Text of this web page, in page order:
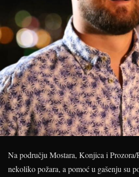
Na području Mostara, Konjica i
nekoliko požara, a pomoć u gašenju su